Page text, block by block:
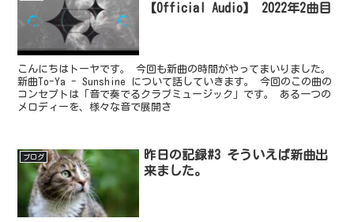
【Official Audio】 2022年2曲目
こんにちはトーヤです。 今回も新曲の時間がやってまいりました。
新曲To-Ya - Sunshine について話していきます。 今回のこの曲の
コンセプトは「音で奏でるクラブミュージック」です。 ある一つの
メロディーを、様々な音で展開さ
ブログ
昨日の記録#3 そういえば新曲出
来ました。